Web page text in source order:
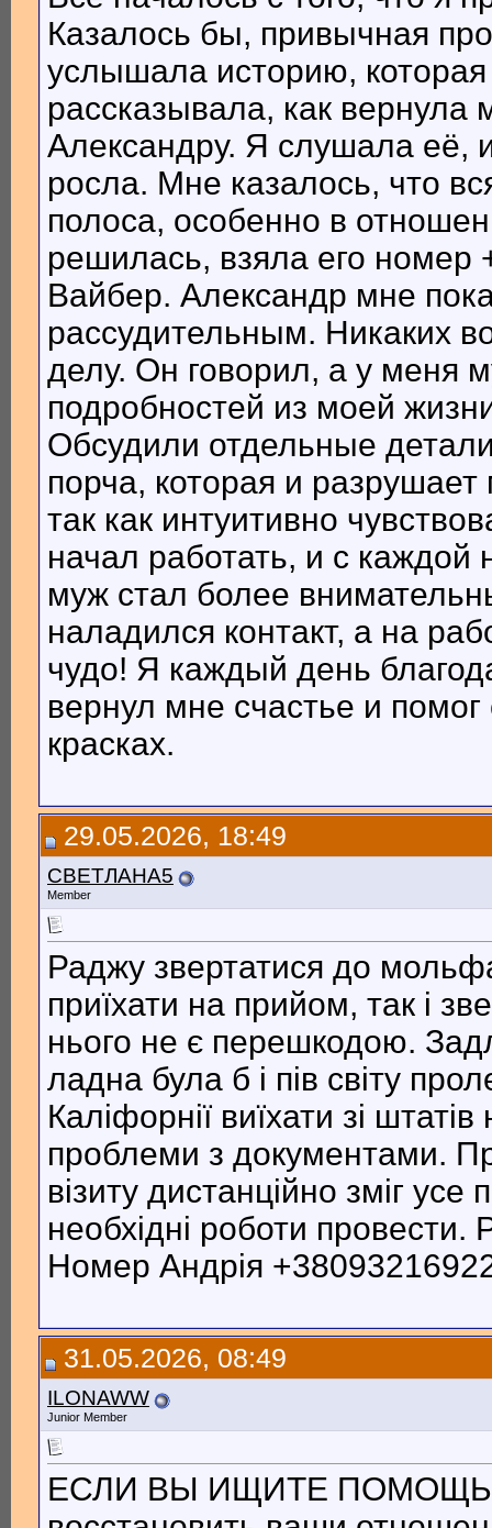
Казалось бы, привычная
услышала историю,
рассказывала, как
Александру. Я слушала её,
росла. Мне казалось, что
полоса, особенно в
решилась, взяла его номер
Вайбер. ​Александр мне
рассудительным. Никаких
делу. Он говорил, а у меня
подробностей из моей
Обсудили отдельные
порча, которая и
так как интуитивно
начал работать, и с
муж стал более
наладился контакт, а на
чудо! Я каждый день
вернул мне счастье и
красках.
29.05.2026, 18:49
СВЕТЛАНА5
Member
Раджу звертатися до
приїхати на прийом, так і
нього не є перешкодою.
ладна була б і пів світу
Каліфорнії виїхати зі
проблеми з документами.
візиту дистанційно зміг усе
необхідні роботи провести.
Номер Андрія
31.05.2026, 08:49
ILONAWW
Junior Member
ЕСЛИ ВЫ ИЩИТЕ ПОМОЩЬ,